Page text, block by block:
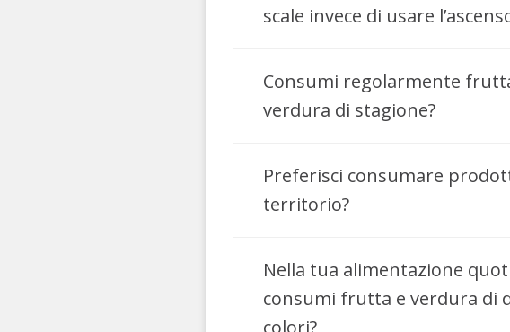
scale invece di usare
Consumi regolarmente
verdura di stagione?
Preferisci consumare
territorio?
Nella tua alimentazione
consumi frutta e verdura di
colori?